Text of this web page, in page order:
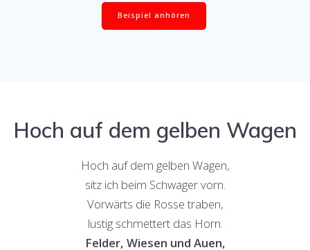
Beispiel anhören
Hoch auf dem gelben Wagen
Hoch auf dem gelben Wagen,
sitz ich beim Schwager vorn.
Vorwärts die Rosse traben,
lustig schmettert das Horn.
Felder, Wiesen und Auen,